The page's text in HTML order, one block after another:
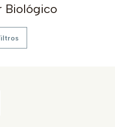
Biológico